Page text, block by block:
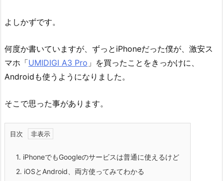
よしかずです。
何度か書いていますが、ずっとiPhoneだった僕が、激安ス
マホ「UMIDIGI A3 Pro 」を買ったことをきっかけに、
Androidも使うようになりました。
そこで思った事があります。
目次
1. iPhoneでもGoogleのサービスは普通に使えるけど
2. iOSとAndroid、両方使ってみてわかる